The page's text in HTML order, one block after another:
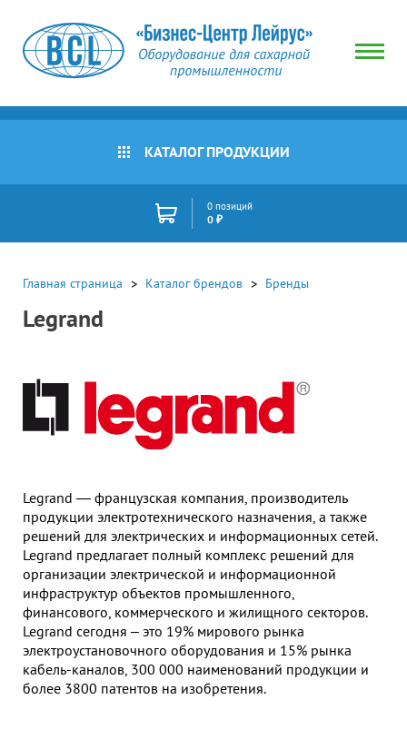
КАТАЛОГ ПРОДУКЦИИ
0 позиций
0 ₽
Главная страница Каталог брендов Бренды
Legrand
Legrand — французская компания, производитель
продукции электротехнического назначения, а также
решений для электрических и информационных сетей.
Legrand предлагает полный комплекс решений для
организации электрической и информационной
инфраструктур объектов промышленного,
финансового, коммерческого и жилищного секторов.
Legrand сегодня – это 19% мирового рынка
электроустановочного оборудования и 15% рынка
кабель-каналов, 300 000 наименований продукции и
более 3800 патентов на изобретения.